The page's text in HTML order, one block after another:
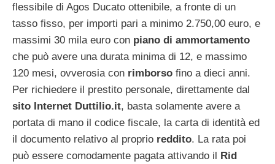
flessibile di Agos Ducato ottenibile, a fronte di un
tasso fisso, per importi pari a minimo 2.750,00 euro, e
massimi 30 mila euro con piano di ammortamento
che può avere una durata minima di 12, e massimo
120 mesi, ovverosia con rimborso fino a dieci anni.
Per richiedere il prestito personale, direttamente dal
sito Internet Duttilio.it, basta solamente avere a
portata di mano il codice fiscale, la carta di identità ed
il documento relativo al proprio reddito. La rata poi
può essere comodamente pagata attivando il Rid